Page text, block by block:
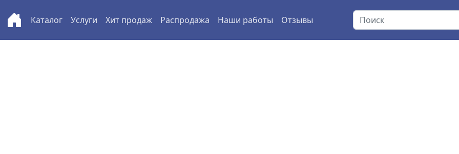
Каталог Услуги Хит продаж Распродажа Наши работы Отзывы